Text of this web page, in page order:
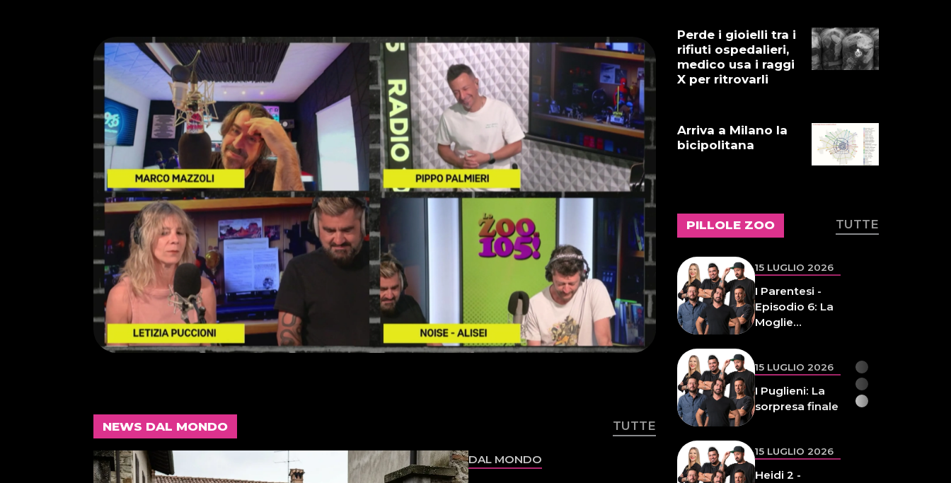
NEWS DAL MONDO TUTTE
DAL MONDO
Perde i gioielli tra i
rifiuti ospedalieri,
medico usa i raggi
X per ritrovarli
Arriva a Milano la
bicipolitana
PILLOLE ZOO TUTTE
Episodio 6: La
Moglie
Inaspettata
sorpresa finale
Episodio 73:
Caldo estremo
14 LUGLIO 2026
L'inspiegabile
virtù dei
frammenti
Telefonica -
Sospensione